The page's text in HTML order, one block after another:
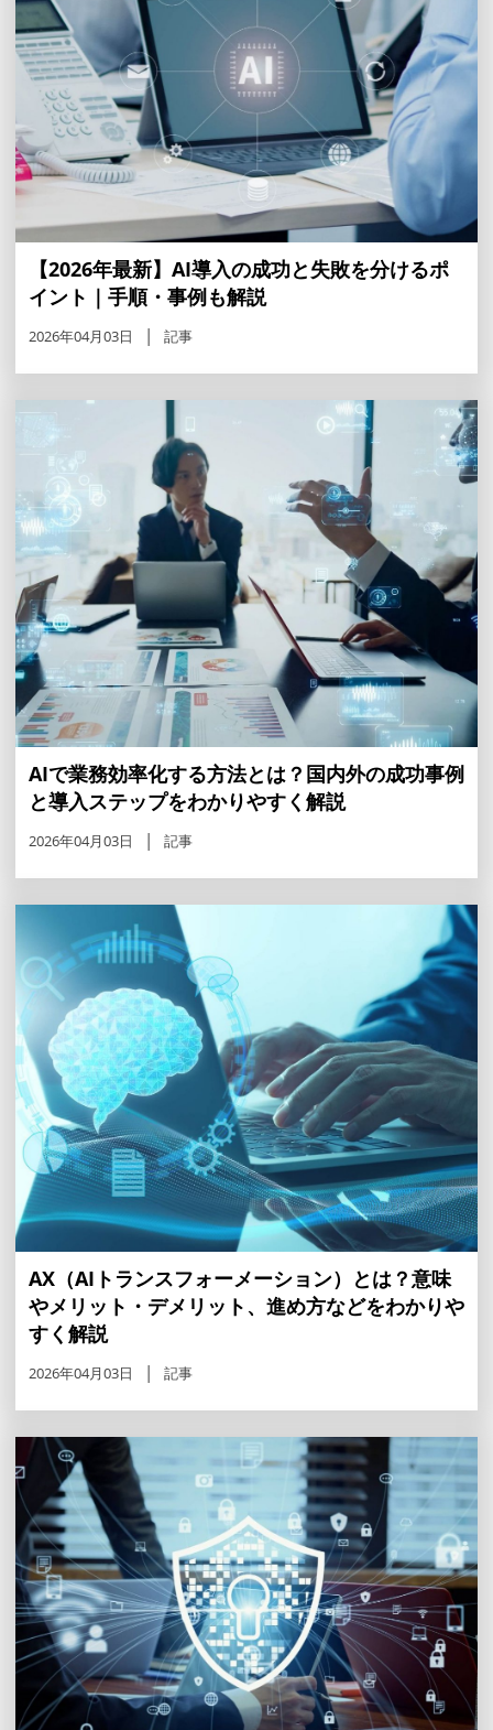
【2026年最新】AI導入の成功と失敗を分けるポ
イント｜手順・事例も解説
2026年04月03日 記事
AIで業務効率化する方法とは？国内外の成功事例
と導入ステップをわかりやすく解説
2026年04月03日 記事
AX（AIトランスフォーメーション）とは？意味
やメリット・デメリット、進め方などをわかりや
すく解説
2026年04月03日 記事